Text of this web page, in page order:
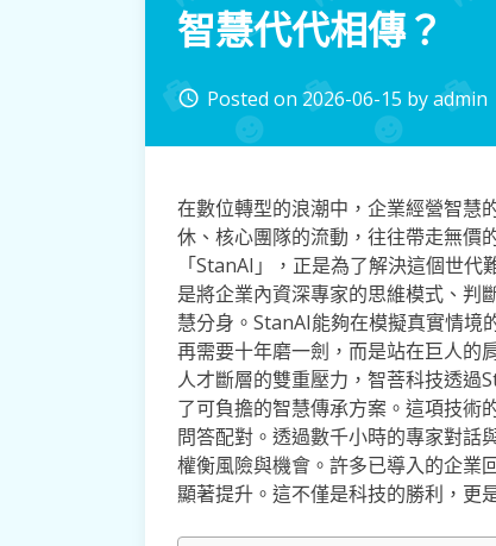
智慧代代相傳？
access_time Posted on2026-06-15 byadmin
在數位轉型的浪潮中，企業經營智慧
休、核心團隊的流動，往往帶走無價
「StanAI」，正是為了解決這個世
是將企業內資深專家的思維模式、判
慧分身。StanAI能夠在模擬真實情境
再需要十年磨一劍，而是站在巨人的
人才斷層的雙重壓力，智菩科技透過
了可負擔的智慧傳承方案。這項技術
問答配對。透過數千小時的專家對話
權衡風險與機會。許多已導入的企業
顯著提升。這不僅是科技的勝利，更